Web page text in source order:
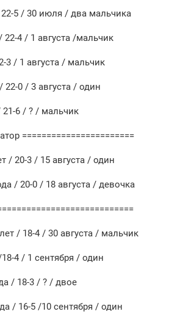
5 / 30 июля / два мальчика
22-4 / 1 августа /мальчик
3 / 1 августа / мальчик
0 / 3 августа / один
21-6 / ? / мальчик
=======================
/ 20-3 / 15 августа / один
/ 20-0 / 18 августа / девочка
/ 18-4 / 30 августа / мальчик
4 / 1 сентября / один
/ 18-3 / ? / двое
/ 16-5 /10 сентября / один